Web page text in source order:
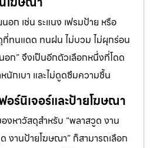
อก เช่น ระแนง เฟรมป้าย หรือ
ทนแดด ทนฝน ไม่บวม ไม่ผุกร่อน
ก” จึงเป็นอีกตัวเลือกหนึ่งที่โดด
นักเบา และไม่ดูดซึมความชื้น
อร์นิเจอร์และป้ายโฆษณา
หาวัสดุสำหรับ “พลาสวูด งาน
งานป้ายโฆษณา” ก็สามารถเลือก